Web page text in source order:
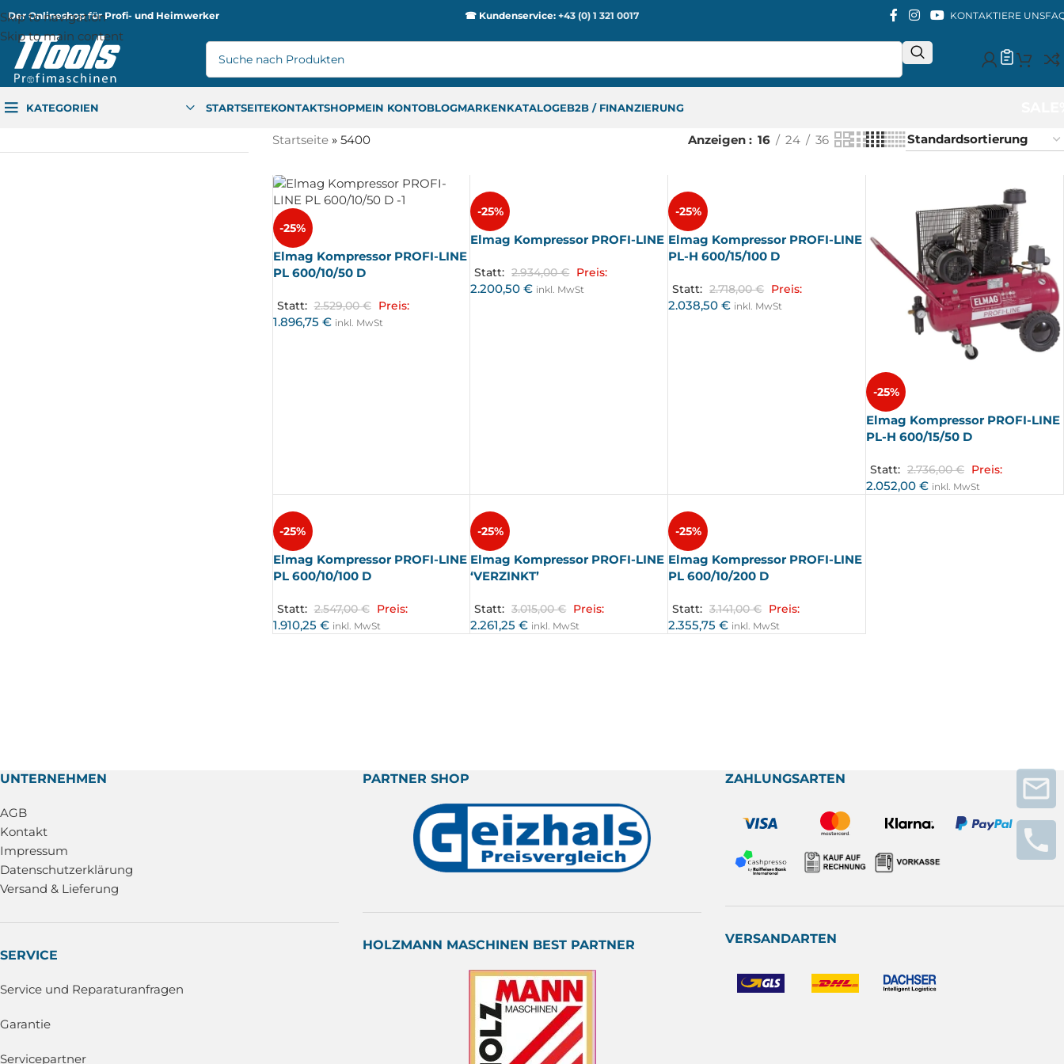
Skip to navigation
Skip to main content
Der Onlineshop für Profi- und Heimwerker ☎ Kundenservice:+43 (0) 1 321 0017 KONTAKTIERE UNS
KATEGORIEN STARTSEITEKONTAKTSHOPMEIN KONTOBLOGMARKENKATALOGEB2B / FINANZIERUNG
Startseite» 5400 Anzeigen 16 24 36
-25%
Elmag Kompressor PROFI-LINE
PL 600/10/50 D
Statt: 2.529,00€ Preis:
1.896,75 € inkl. MwSt
-25%
Elmag Kompressor PROFI-LINE
Statt: 2.934,00€ Preis:
2.200,50€ inkl. MwSt
-25%
Elmag Kompressor PROFI-LINE
PL-H 600/15/100 D
Statt: 2.718,00€ Preis:
2.038,50€ inkl. MwSt
-25%
Elmag Kompressor PROFI-LINE
PL-H 600/15/50 D
Statt: 2.736,00€ Preis:
2.052,00€ inkl. MwSt
-25%
Elmag Kompressor PROFI-LINE
PL 600/10/100 D
Statt: 2.547,00€ Preis:
1.910,25 € inkl. MwSt
-25%
Elmag Kompressor PROFI-LINE
‘VERZINKT’
Statt: 3.015,00€ Preis:
2.261,25€ inkl. MwSt
-25%
Elmag Kompressor PROFI-LINE
PL 600/10/200 D
Statt: 3.141,00€ Preis:
2.355,75€ inkl. MwSt
UNTERNEHMEN
AGB
Kontakt
Impressum
Datenschutzerklärung
Versand & Lieferung
SERVICE
Service und Reparaturanfragen
Garantie
Servicepartner
PARTNER SHOP
HOLZMANN MASCHINEN BEST PARTNER
ZAHLUNGSARTEN
VERSANDARTEN